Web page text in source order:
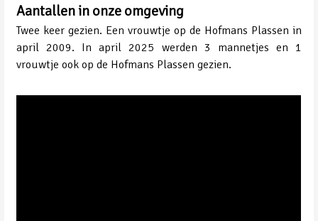
Aantallen in onze omgeving
Twee keer gezien. Een vrouwtje op de Hofmans Plassen in
april 2009. In april 2025 werden 3 mannetjes en 1
vrouwtje ook op de Hofmans Plassen gezien.